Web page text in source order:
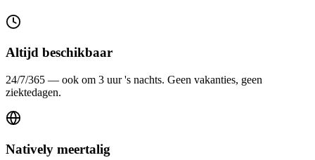
Altijd beschikbaar
24/7/365 — ook om 3 uur 's nachts. Geen vakanties, geen
ziektedagen.
Natively meertalig